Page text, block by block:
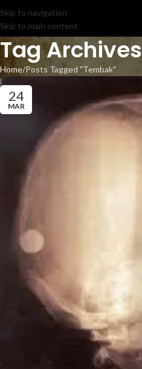
Skip to navigation
Skip to main content
Tag
Home Posts Tagged "Tembak"
24
MAR